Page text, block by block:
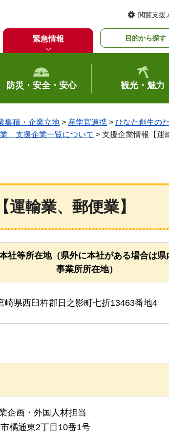
閲覧支援
緊急情報 目的から探す
防災・安全・安心 観光・魅力
集積・企業立地 > 産学官連携 > ひなた創生の
」支援企業一覧について > 支援企業情報【運
運輸業、郵便業】
社等所在地（県外に本社がある場合は県
事業所所在地）
崎県西臼杵郡日之影町七折13463番地4
企画・外国人材担当
橘通東2丁目10番1号